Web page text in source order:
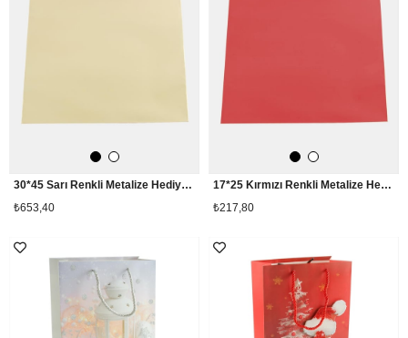
30*45 Sarı Renkli Metalize Hediyelik Poşet Paketi 100 Adet
₺653,40
17*25 Kırmızı Renkli Metalize Hediyelik Poşet Paketi 100 Adet
₺217,80